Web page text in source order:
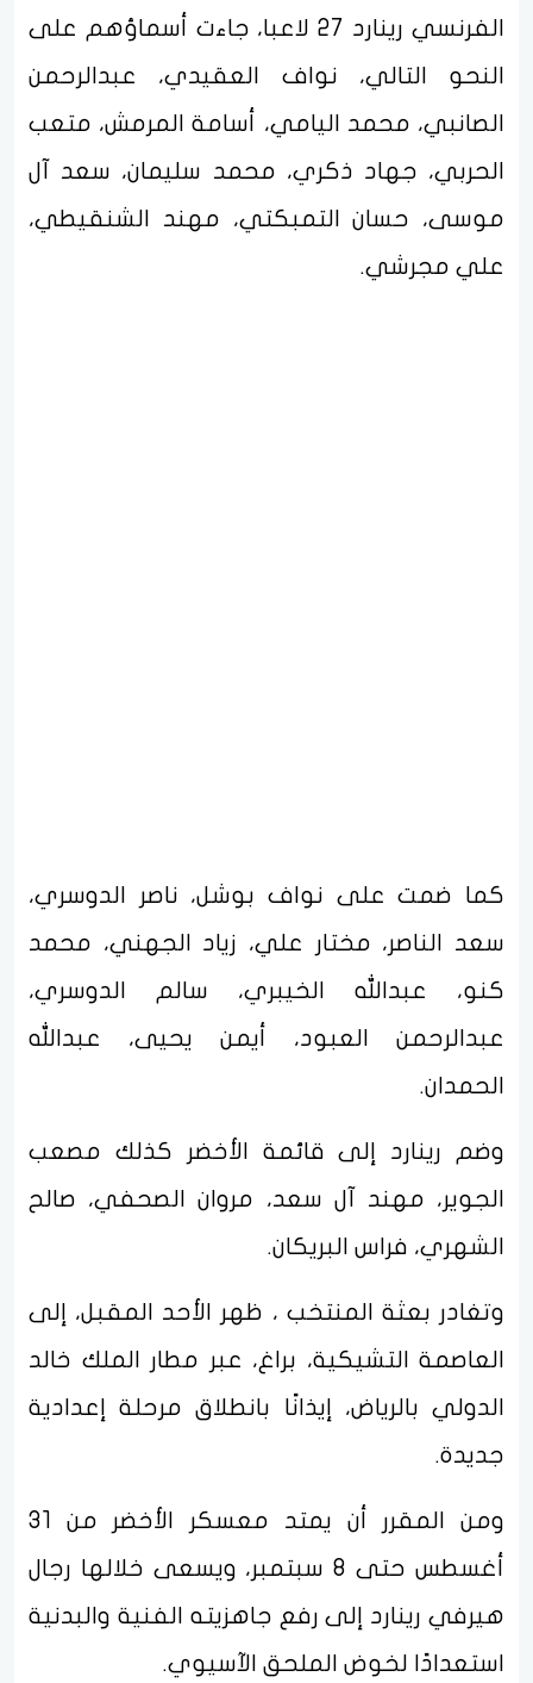
الفرنسي رينارد 27 لاعبا، جاءت أسماؤهم على
النحو التالي، نواف العقيدي، عبدالرحمن
الصانبي، محمد اليامي، أسامة المرمش، متعب
الحربي، جهاد ذكري، محمد سليمان، سعد آل
موسى، حسان التمبكتي، مهند الشنقيطي،
علي مجرشي.
كما ضمت على نواف بوشل، ناصر الدوسري،
سعد الناصر، مختار علي، زياد الجهني، محمد
كنو، عبدالله الخيبري، سالم الدوسري،
عبدالرحمن العبود، أيمن يحيى، عبدالله
الحمدان.
وضم رينارد إلى قائمة الأخضر كذلك مصعب
الجوير، مهند آل سعد، مروان الصحفي، صالح
الشهري، فراس البريكان.
وتغادر بعثة المنتخب ، ظهر الأحد المقبل، إلى
العاصمة التشيكية، براغ، عبر مطار الملك خالد
الدولي بالرياض، إيذانًا بانطلاق مرحلة إعدادية
جديدة.
ومن المقرر أن يمتد معسكر الأخضر من 31
أغسطس حتى 8 سبتمبر، ويسعى خلالها رجال
هيرفي رينارد إلى رفع جاهزيته الفنية والبدنية
استعدادًا لخوض الملحق الآسيوي.